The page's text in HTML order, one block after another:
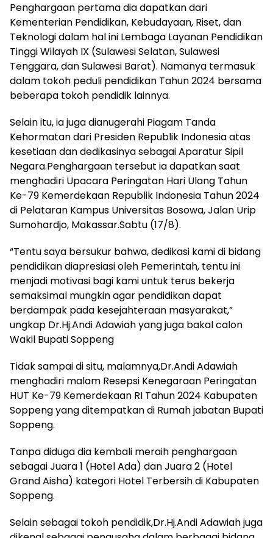
Penghargaan pertama dia dapatkan dari
Kementerian Pendidikan, Kebudayaan, Riset, dan
Teknologi dalam hal ini Lembaga Layanan Pendidikan
Tinggi Wilayah IX (Sulawesi Selatan, Sulawesi
Tenggara, dan Sulawesi Barat). Namanya termasuk
dalam tokoh peduli pendidikan Tahun 2024 bersama
beberapa tokoh pendidik lainnya.
Selain itu, ia juga dianugerahi Piagam Tanda
Kehormatan dari Presiden Republik Indonesia atas
kesetiaan dan dedikasinya sebagai Aparatur Sipil
Negara.Penghargaan tersebut ia dapatkan saat
menghadiri Upacara Peringatan Hari Ulang Tahun
Ke-79 Kemerdekaan Republik Indonesia Tahun 2024
di Pelataran Kampus Universitas Bosowa, Jalan Urip
Sumohardjo, Makassar.Sabtu (17/8).
“Tentu saya bersukur bahwa, dedikasi kami di bidang
pendidikan diapresiasi oleh Pemerintah, tentu ini
menjadi motivasi bagi kami untuk terus bekerja
semaksimal mungkin agar pendidikan dapat
berdampak pada kesejahteraan masyarakat,”
ungkap Dr.Hj.Andi Adawiah yang juga bakal calon
Wakil Bupati Soppeng
Tidak sampai di situ, malamnya,Dr.Andi Adawiah
menghadiri malam Resepsi Kenegaraan Peringatan
HUT Ke-79 Kemerdekaan RI Tahun 2024 Kabupaten
Soppeng yang ditempatkan di Rumah jabatan Bupati
Soppeng.
Tanpa diduga dia kembali meraih penghargaan
sebagai Juara 1 (Hotel Ada) dan Juara 2 (Hotel
Grand Aisha) kategori Hotel Terbersih di Kabupaten
Soppeng.
Selain sebagai tokoh pendidik,Dr.Hj.Andi Adawiah juga